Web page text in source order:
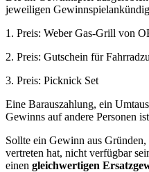
jeweiligen
1. Preis: Weber Gas-Grill von
2. Preis: Gutschein für
3. Preis: Picknick Set
Eine Barauszahlung, ein
Gewinns auf andere Personen
Sollte ein Gewinn aus
vertreten hat, nicht verfügbar
einen gleichwertigen